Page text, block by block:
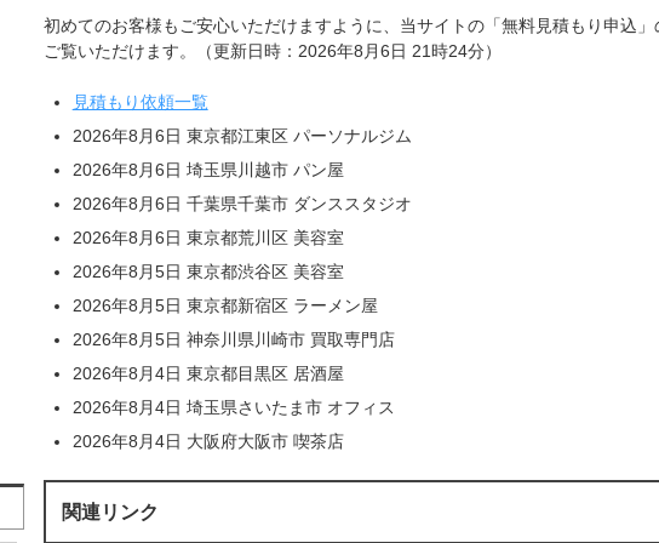
初めてのお客様もご安心いただけますように、当サイトの「無料見積もり申込」
ご覧いただけます。（更新日時：2026年8月6日 21時24分）
見積もり依頼一覧
2026年8月6日 東京都江東区 パーソナルジム
2026年8月6日 埼玉県川越市 パン屋
2026年8月6日 千葉県千葉市 ダンススタジオ
2026年8月6日 東京都荒川区 美容室
2026年8月5日 東京都渋谷区 美容室
2026年8月5日 東京都新宿区 ラーメン屋
2026年8月5日 神奈川県川崎市 買取専門店
2026年8月4日 東京都目黒区 居酒屋
2026年8月4日 埼玉県さいたま市 オフィス
2026年8月4日 大阪府大阪市 喫茶店
関連リンク